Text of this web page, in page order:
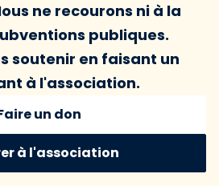
ne recourons ni à la
publiques.
soutenir en faisant un
à l'association.
un don
à l'association